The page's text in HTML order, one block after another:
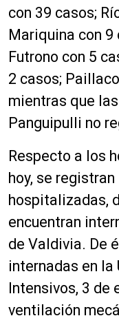
con 39 casos;
Mariquina con 9
Futrono con 5
2 casos;
mientras que
Panguipulli no
Respecto a los
hoy, se
hospitalizadas,
encuentran
de Valdivia. De
internadas en la
Intensivos, 3 de
ventilación